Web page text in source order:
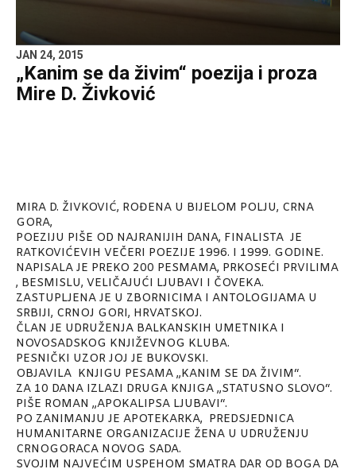
JAN 24, 2015
„Kanim se da živim“ poezija i proza
Mire D. Živković
MIRA D. ŽIVKOVIĆ, ROĐENA U BIJELOM POLJU, CRNA
GORA,
POEZIJU PIŠE OD NAJRANIJIH DANA, FINALISTA JE
RATKOVIĆEVIH VEČERI POEZIJE 1996. I 1999. GODINE.
NAPISALA JE PREKO 200 PESMAMA, PRKOSEĆI PRVILIMA
, BESMISLU, VELIČAJUĆI LJUBAVI I ČOVEKA.
ZASTUPLJENA JE U ZBORNICIMA I ANTOLOGIJAMA U
SRBIJI, CRNOJ GORI, HRVATSKOJ.
ČLAN JE UDRUŽENJA BALKANSKIH UMETNIKA I
NOVOSADSKOG KNJIŽEVNOG KLUBA.
PESNIČKI UZOR JOJ JE BUKOVSKI.
OBJAVILA KNJIGU PESAMA „KANIM SE DA ŽIVIM“.
ZA 10 DANA IZLAZI DRUGA KNJIGA „STATUSNO SLOVO“.
PIŠE ROMAN „APOKALIPSA LJUBAVI“.
PO ZANIMANJU JE APOTEKARKA, PREDSJEDNICA
HUMANITARNE ORGANIZACIJE ŽENA U UDRUŽENJU
CRNOGORACA NOVOG SADA.
SVOJIM NAJVEĆIM USPEHOM SMATRA DAR OD BOGA DA